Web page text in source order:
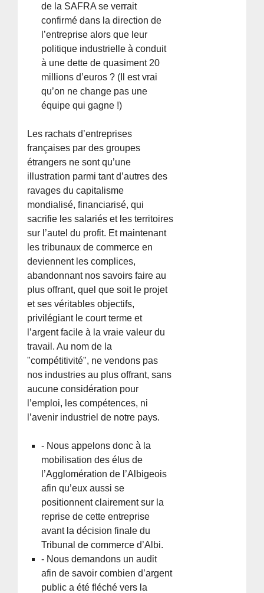
de la SAFRA se verrait
confirmé dans la direction de
l’entreprise alors que leur
politique industrielle à conduit
à une dette de quasiment 20
millions d’euros ? (Il est vrai
qu’on ne change pas une
équipe qui gagne !)
Les rachats d’entreprises
françaises par des groupes
étrangers ne sont qu’une
illustration parmi tant d’autres des
ravages du capitalisme
mondialisé, financiarisé, qui
sacrifie les salariés et les territoires
sur l’autel du profit. Et maintenant
les tribunaux de commerce en
deviennent les complices,
abandonnant nos savoirs faire au
plus offrant, quel que soit le projet
et ses véritables objectifs,
privilégiant le court terme et
l’argent facile à la vraie valeur du
travail. Au nom de la
"compétitivité", ne vendons pas
nos industries au plus offrant, sans
aucune considération pour
l’emploi, les compétences, ni
l’avenir industriel de notre pays.
- Nous appelons donc à la
mobilisation des élus de
l’Agglomération de l’Albigeois
afin qu’eux aussi se
positionnent clairement sur la
reprise de cette entreprise
avant la décision finale du
Tribunal de commerce d’Albi.
- Nous demandons un audit
afin de savoir combien d’argent
public a été fléché vers la